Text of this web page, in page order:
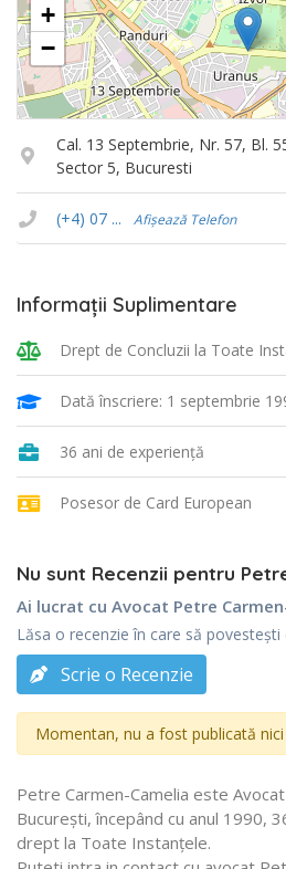
+
−
Cal. 13 Septembrie, Nr. 57, Bl.
Sector 5, Bucuresti
(+4) 07 ... Afișează Telefon
Informații Suplimentare
Drept de Concluzii la Toate
Dată înscriere: 1 septembrie
36 ani de experiență
Posesor de Card European
Nu sunt Recenzii pentru
Ai lucrat cu Avocat Petre
Lăsa o recenzie în care să povestești
Scrie o Recenzie
Momentan, nu a fost publicată
Petre Carmen-Camelia este
Bucureşti, începând cu anul 1990,
drept la Toate Instanţele.